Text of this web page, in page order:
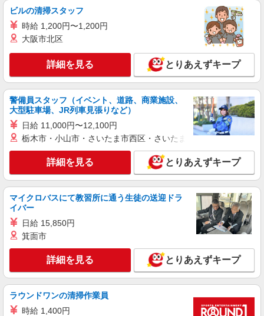
アルバイト パート
ヤオコー ふじみ野大原店
スーパーマーケットの店内スタッフ
＜パート時給＞ ■鮮魚・惣菜 時給1,330円〜
1,680円（曜日・時間帯による） 時給1330円〜 18
時以降：時給1480円〜 19時以降：時給1580円〜
★土曜＋100円 ★日・祝＋100円 ■鮮魚・惣菜以外
時給1,230円〜1,580円（曜日・時間帯による） 時
給1230円〜 18時以降：時給1380円〜 19時以降：
時給1480円〜 ★土曜＋100円 ★日・祝＋100円 ※
アルバイトさんの時給や募集内容はお問い合わせ
埼玉県ふじみ野市大原2-1-32
キープ 詳細を見る
アルバイト パート
ヤオコー 上福岡西口店
スーパーマーケットの店内スタッフ
＜パート時給＞ ■惣菜 時給1,330円〜1,680円
（曜日・時間帯による） 9時迄：時給1430円〜 9
時以降：時給1330円〜 18時以降：時給1480円〜
19時以降：時給1580円〜 ★土曜＋100円 ★日・祝
日・時間帯による） 9時迄：時給1330円〜 9時以
以降：時給1480円〜 ★土曜＋100円 ★日・祝＋
100円 ※アルバイトさんの時給や募集内容はお問
い合わせください
詳細を見る
パート
ヤオコー 上福岡駒林店
スーパーマーケットのベーカリースタッフ
＜パート時給＞ 時給1,230円〜1,580円（曜
日・時間帯による） 9時迄：時給1330円〜 9時以
ビルの清掃スタッフ
時給 1,200円〜1,200円
大阪市北区
詳細を見る とりあえずキープ
警備員スタッフ（イベント、道路、商業施設、
大型駐車場、JR列車見張りなど）
日給 11,000円〜12,100円
栃木市・小山市・さいたま市西区・さいたま市岩槻区・久喜市・
詳細を見る とりあえずキープ
マイクロバスにて教習所に通う生徒の送迎ドラ
イバー
日給 15,850円
箕面市
詳細を見る とりあえずキープ
ラウンドワンの清掃作業員
時給 1,400円